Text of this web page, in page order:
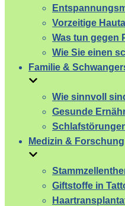
Vorzeitige
Was tun gegen
Wie Sie einen
Familie &
Wie sinnvoll
Gesunde
Medizin & Forschung
Giftstoffe in